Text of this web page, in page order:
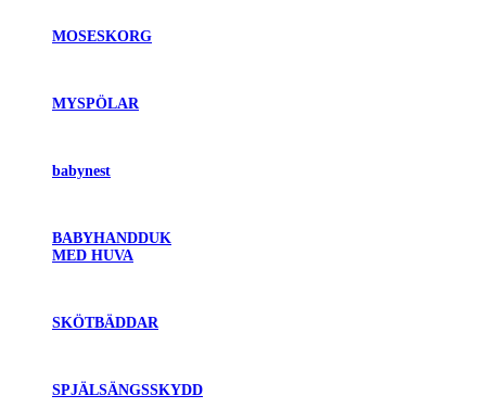
MOSESKORG
MYSPÖLAR
babynest
BABYHANDDUK
MED HUVA
SKÖTBÄDDAR
SPJÄLSÄNGSSKYDD